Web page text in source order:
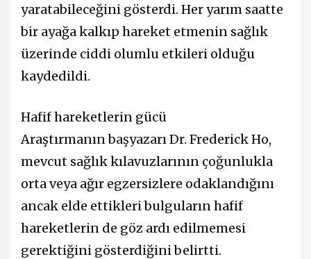
yaratabileceğini gösterdi. Her yarım saatte
bir ayağa kalkıp hareket etmenin sağlık
üzerinde ciddi olumlu etkileri olduğu
kaydedildi.
Hafif hareketlerin gücü
Araştırmanın başyazarı Dr. Frederick Ho,
mevcut sağlık kılavuzlarının çoğunlukla
orta veya ağır egzersizlere odaklandığını
ancak elde ettikleri bulguların hafif
hareketlerin de göz ardı edilmemesi
gerektiğini gösterdiğini belirtti.